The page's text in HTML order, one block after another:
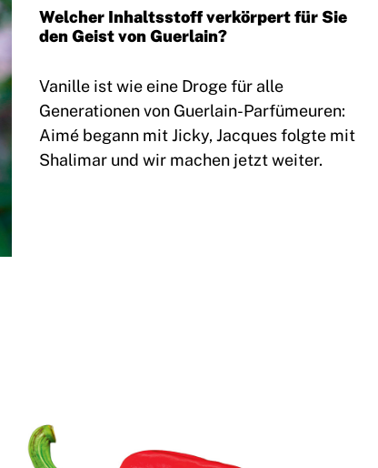
Welcher Inhaltsstoff verkörpert für Sie
den Geist von Guerlain?
Vanille ist wie eine Droge für alle
Generationen von Guerlain-Parfümeuren:
Aimé begann mit Jicky, Jacques folgte mit
Shalimar und wir machen jetzt weiter.